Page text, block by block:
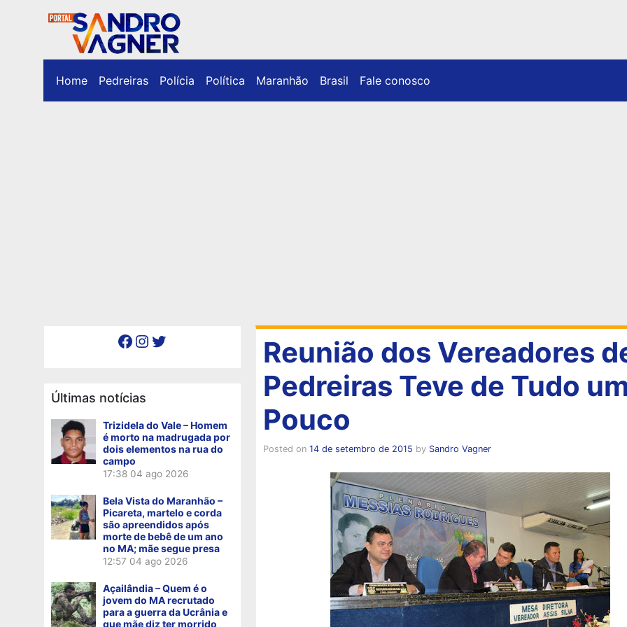
Home Pedreiras Polícia Política Maranhão Brasil Fale conosco
Facebook Instagram Twitter
Últimas notícias
Trizidela do Vale – Homem
é morto na madrugada por
dois elementos na rua do
campo
17:38 04 ago 2026
Bela Vista do Maranhão –
Picareta, martelo e corda
são apreendidos após
morte de bebê de um ano
no MA; mãe segue presa
12:57 04 ago 2026
Açailândia – Quem é o
jovem do MA recrutado
para a guerra da Ucrânia e
que mãe diz ter morrido
Reunião dos Vereadores
Pedreiras Teve de Tudo
Pouco
Posted on 14 de setembro de 2015 by Sandro Vagner